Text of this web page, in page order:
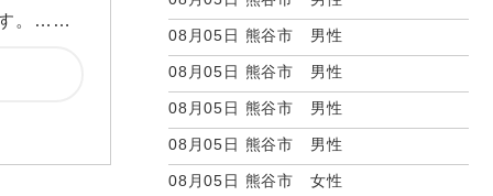
す。……
08月05日 熊谷市 男性
08月05日 熊谷市 男性
08月05日 熊谷市 男性
08月05日 熊谷市 男性
08月05日 熊谷市 女性